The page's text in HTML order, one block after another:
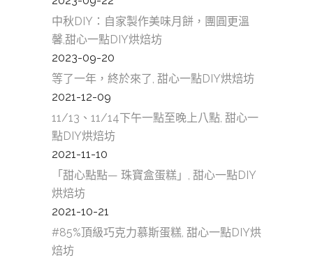
中秋DIY：自家製作美味月餅，團圓更溫
馨,甜心一點DIY烘焙坊
2023-09-20
等了一年，終於來了, 甜心一點DIY烘焙坊
2021-12-09
11/13、11/14下午一點至晚上八點, 甜心一
點DIY烘焙坊
2021-11-10
「甜心點點— 珠寶盒蛋糕」, 甜心一點DIY
烘焙坊
2021-10-21
#85%頂級巧克力慕斯蛋糕, 甜心一點DIY烘
焙坊